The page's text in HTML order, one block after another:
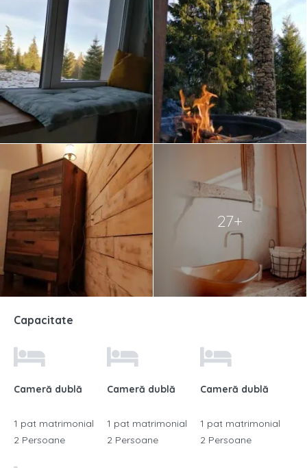
27+
Capacitate
Cameră dublă
1 pat matrimonial
2 Persoane
Cameră dublă
1 pat matrimonial
2 Persoane
Cameră dublă
1 pat matrimonial
2 Persoane